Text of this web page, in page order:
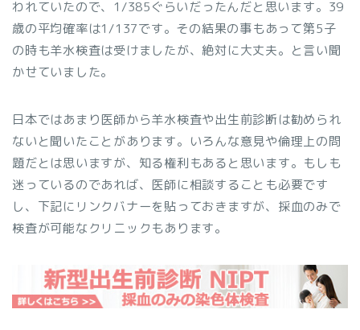
われていたので、1/385ぐらいだったんだと思います。39
歳の平均確率は1/137です。その結果の事もあって第5子
の時も羊水検査は受けましたが、絶対に大丈夫。と言い聞
かせていました。
日本ではあまり医師から羊水検査や出生前診断は勧められ
ないと聞いたことがあります。いろんな意見や倫理上の問
題だとは思いますが、知る権利もあると思います。もしも
迷っているのであれば、医師に相談することも必要です
し、下記にリンクバナーを貼っておきますが、採血のみで
検査が可能なクリニックもあります。